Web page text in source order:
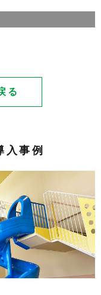
る
入事例